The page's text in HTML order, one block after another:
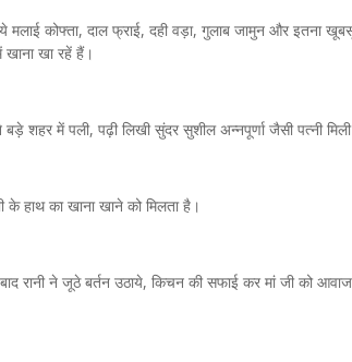
ये मलाई कोफ्ता, दाल फ्राई, दही वड़ा, गुलाब जामुन और इतना
खाना खा रहें हैं।
शहर में पली, पढ़ी लिखी सुंदर सुशील अन्नपूर्णा जैसी पत्नी
के हाथ का खाना खाने को मिलता है।
रानी ने जूठे बर्तन उठाये, किचन की सफाई कर मां जी को